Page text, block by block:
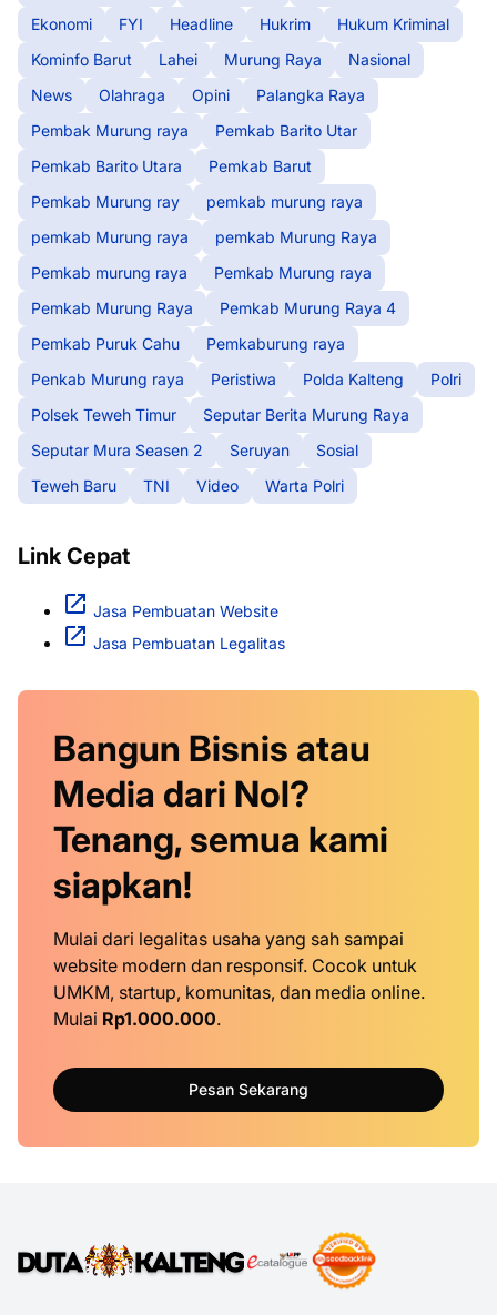
Ekonomi
FYI Headline Hukrim
Hukum Kriminal
Kominfo Barut
Lahei Murung Raya
Nasional
News
Olahraga Opini
Palangka Raya
Pembak Murung raya
Pemkab Barito Utar
Pemkab Barito Utara
Pemkab Barut
Pemkab Murung ray
pemkab murung raya
pemkab Murung raya
pemkab Murung Raya
Pemkab murung raya
Pemkab Murung raya
Pemkab Murung Raya
Pemkab Murung Raya 4
Pemkab Puruk Cahu
Pemkaburung raya
Penkab Murung raya
Peristiwa Polda Kalteng
Polri
Polsek Teweh Timur
Seputar Berita Murung Raya
Seputar Mura Seasen 2
Seruyan
Sosial
Teweh Baru
TNI Video Warta Polri
Link Cepat
Jasa Pembuatan Website
Jasa Pembuatan Legalitas
Bangun Bisnis atau
Media dari Nol?
Tenang, semua kami
siapkan!
Mulai dari legalitas usaha yang sah sampai
website modern dan responsif. Cocok untuk
UMKM, startup, komunitas, dan media online.
Mulai Rp1.000.000.
Pesan Sekarang